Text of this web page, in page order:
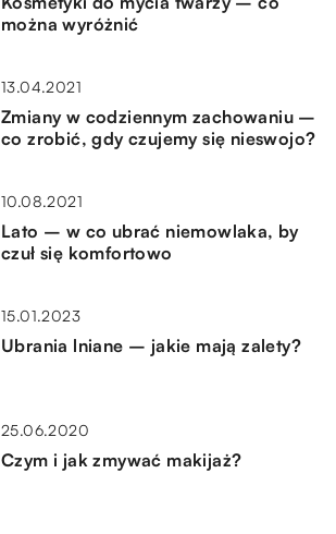
można wyróżnić
13.04.2021
Zmiany w codziennym zachowaniu –
co zrobić, gdy czujemy się nieswojo?
10.08.2021
Lato – w co ubrać niemowlaka, by
czuł się komfortowo
15.01.2023
Ubrania lniane – jakie mają zalety?
25.06.2020
Czym i jak zmywać makijaż?